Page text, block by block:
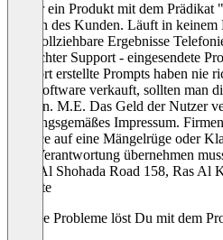
Leider ein Produkt mit dem
Kosten des Kunden. Läuft in
nachvollziehbare Ergebnisse
Schlechter Support - eingesendete
Support erstellte Prompts haben
eine Software verkauft, sollten man
können. M.E. Das Geld der Nutzer
ordnungsgemäßes Impressum.
Chance auf eine Mängelrüge oder
kein Verantwortung übernehmen
LLC Al Shohada Road 158, Ras Al
Emirate
Welche Probleme löst Du mit dem